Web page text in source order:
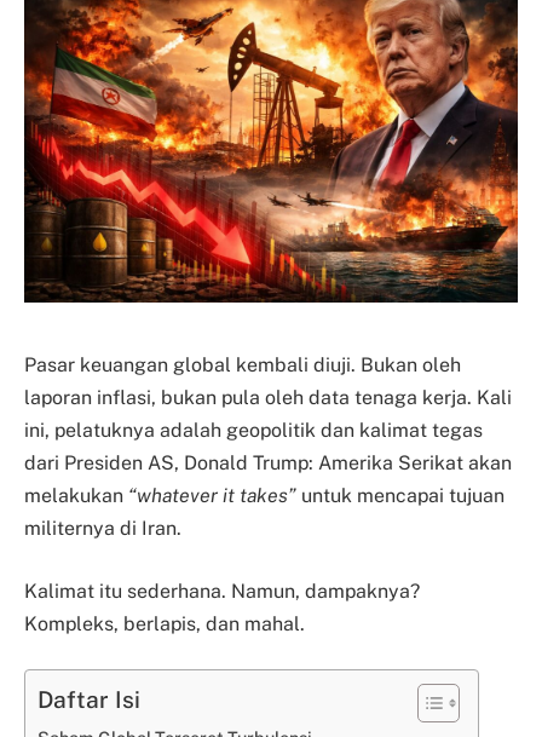
Pasar keuangan global kembali diuji. Bukan oleh
laporan inflasi, bukan pula oleh data tenaga kerja. Kali
ini, pelatuknya adalah geopolitik dan kalimat tegas
dari Presiden AS, Donald Trump: Amerika Serikat akan
melakukan “whatever it takes” untuk mencapai tujuan
militernya di Iran.
Kalimat itu sederhana. Namun, dampaknya?
Kompleks, berlapis, dan mahal.
Daftar Isi